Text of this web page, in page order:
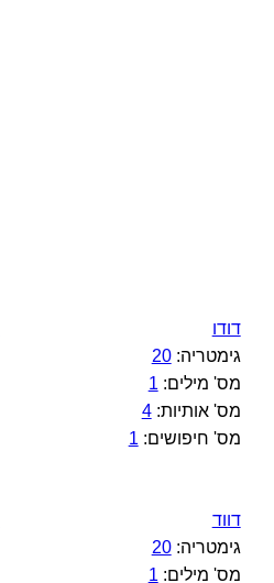
דודו
גימטריה:20
מס' מילים: 1
מס' אותיות:4
מס' חיפושים: 1
דווד
גימטריה:20
מס' מילים: 1